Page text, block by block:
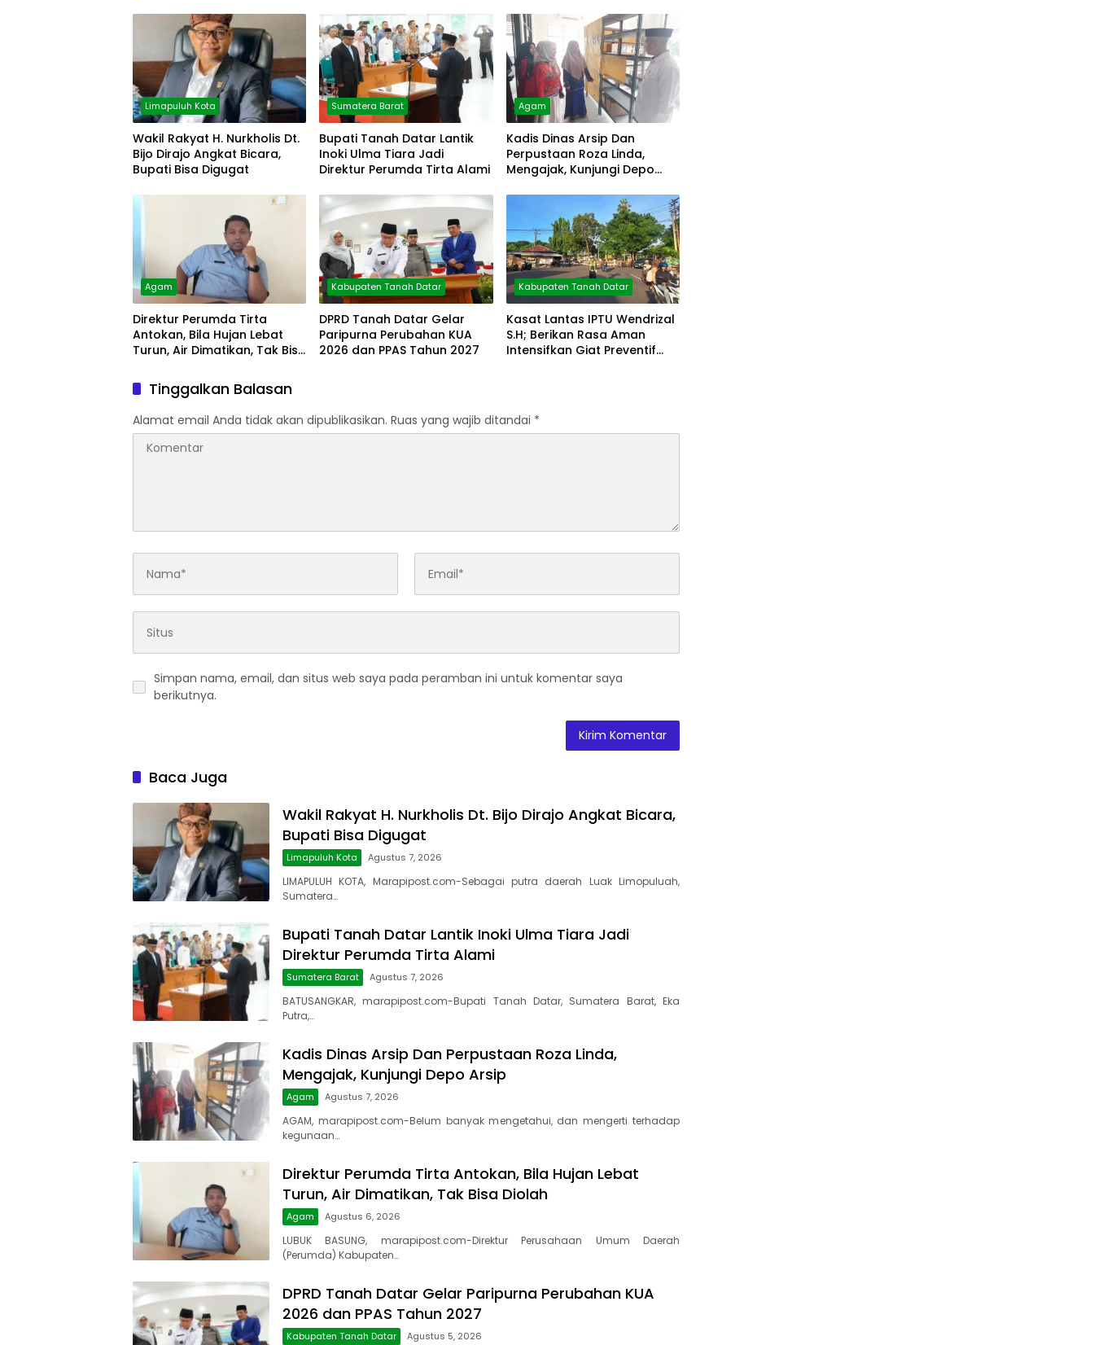
Limapuluh Kota
Wakil Rakyat H. Nurkholis Dt.
Bijo Dirajo Angkat Bicara,
Bupati Bisa Digugat
Sumatera Barat
Bupati Tanah Datar Lantik
Inoki Ulma Tiara Jadi
Direktur Perumda Tirta Alami
Agam
Kadis Dinas Arsip Dan
Perpustaan Roza Linda,
Mengajak, Kunjungi Depo
Agam
Direktur Perumda Tirta
Antokan, Bila Hujan Lebat
Turun, Air Dimatikan, Tak Bisa
Kabupaten Tanah Datar
DPRD Tanah Datar Gelar
Paripurna Perubahan KUA
2026 dan PPAS Tahun 2027
Kabupaten Tanah Datar
Kasat Lantas IPTU Wendrizal
S.H; Berikan Rasa Aman
Intensifkan Giat Preventif
Tinggalkan Balasan
Alamat email Anda tidak akan dipublikasikan. Ruas yang wajib ditandai *
Simpan nama, email, dan situs web saya pada peramban ini untuk komentar saya
berikutnya.
Baca Juga
Wakil Rakyat H. Nurkholis Dt. Bijo Dirajo Angkat Bicara,
Bupati Bisa Digugat
Limapuluh Kota Agustus 7, 2026
LIMAPULUH KOTA, Marapipost.com-Sebagai putra daerah Luak Limopuluah,
Sumatera…
Bupati Tanah Datar Lantik Inoki Ulma Tiara Jadi
Direktur Perumda Tirta Alami
Sumatera Barat Agustus 7, 2026
BATUSANGKAR, marapipost.com-Bupati Tanah Datar, Sumatera Barat, Eka
Putra,…
Kadis Dinas Arsip Dan Perpustaan Roza Linda,
Mengajak, Kunjungi Depo Arsip
Agam Agustus 7, 2026
AGAM, marapipost.com-Belum banyak mengetahui, dan mengerti terhadap
kegunaan…
Direktur Perumda Tirta Antokan, Bila Hujan Lebat
Turun, Air Dimatikan, Tak Bisa Diolah
Agam Agustus 6, 2026
LUBUK BASUNG, marapipost.com-Direktur Perusahaan Umum Daerah
(Perumda) Kabupaten…
DPRD Tanah Datar Gelar Paripurna Perubahan KUA
2026 dan PPAS Tahun 2027
Kabupaten Tanah Datar Agustus 5, 2026